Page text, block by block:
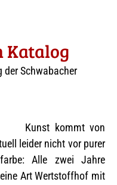
Katalog
der Schwabacher
Kunst kommt von
leider nicht vor purer
Alle zwei Jahre
Art Wertstoffhof mit